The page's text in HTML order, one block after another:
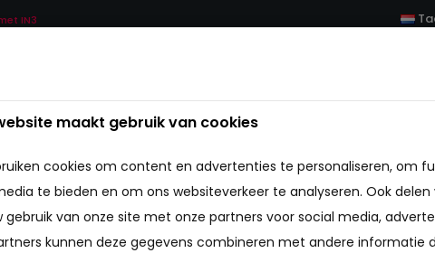
IN3
7 cm Traagschuim Bamboo
Topper
maakt gebruik van cookies
cookies om content en advertenties te personaliseren, om
te bieden en om ons websiteverkeer te analyseren. Ook
gebruik van onze site met onze partners voor social media,
kunnen deze gegevens combineren met andere informatie